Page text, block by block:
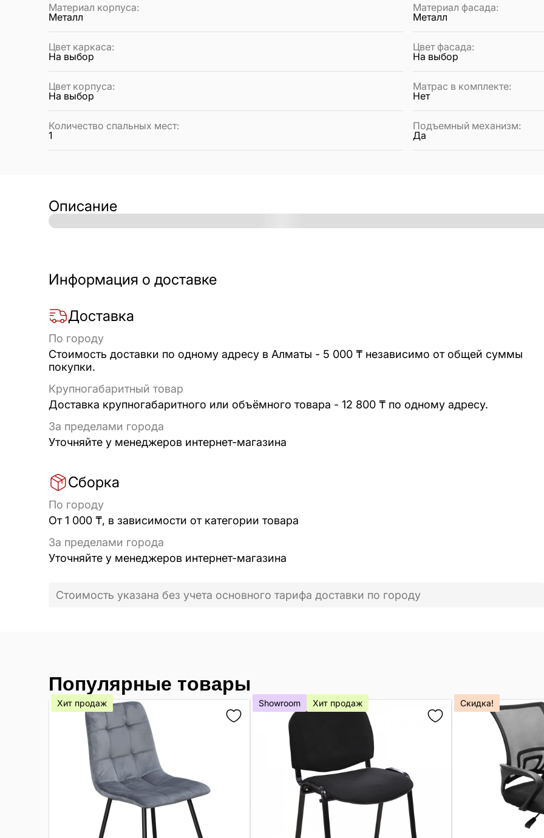
Материал корпуса:
Металл
Материал фасада:
Металл
Цвет каркаса:
На выбор
Цвет фасада:
На выбор
Цвет корпуса:
На выбор
Матрас в комплекте:
Нет
Количество спальных мест:
1
Подъемный механизм:
Да
Описание
Информация о доставке
Доставка
По городу
Стоимость доставки по одному адресу в Алматы - 5 000 ₸ независимо от общей суммы
покупки.
Крупногабаритный товар
Доставка крупногабаритного или объёмного товара - 12 800 ₸ по одному адресу.
За пределами города
Уточняйте у менеджеров интернет-магазина
Сборка
По городу
От 1 000 ₸, в зависимости от категории товара
За пределами города
Уточняйте у менеджеров интернет-магазина
Стоимость указана без учета основного тарифа доставки по городу
Популярные товары
Хит продаж Showroom Хит продаж Скидка!